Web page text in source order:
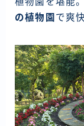
の植物園 で爽